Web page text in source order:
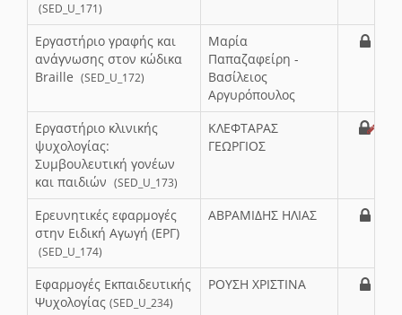
(SED_U_171)
Εργαστήριο γραφής και
ανάγνωσης στον κώδικα
Braille (SED_U_172)
Μαρία
Παπαζαφείρη -
Βασίλειος
Αργυρόπουλος
Εργαστήριο κλινικής
ψυχολογίας:
Συμβουλευτική γονέων
και παιδιών (SED_U_173)
ΚΛΕΦΤΑΡΑΣ
ΓΕΩΡΓΙΟΣ
Ερευνητικές εφαρμογές
στην Ειδική Αγωγή (ΕΡΓ)
(SED_U_174)
ΑΒΡΑΜΙΔΗΣ ΗΛΙΑΣ
Εφαρμογές Εκπαιδευτικής
Ψυχολογίας (SED_U_234)
ΡΟΥΣΗ ΧΡΙΣΤΙΝΑ